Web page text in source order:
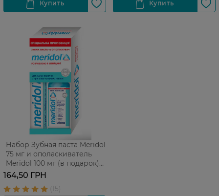
Набор Зубная паста Meridol
75 мг и ополаскиватель
Meridol 100 мг (в подарок)
комплексный
антибактериальный от
кровоточивости десен 1 шт
164,50 ГРН